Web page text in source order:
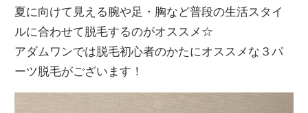
夏に向けて見える腕や足・胸など普段の生活スタイ
ルに合わせて脱毛するのがオススメ☆
アダムワンでは脱毛初心者のかたにオススメな３パ
ーツ脱毛がございます！